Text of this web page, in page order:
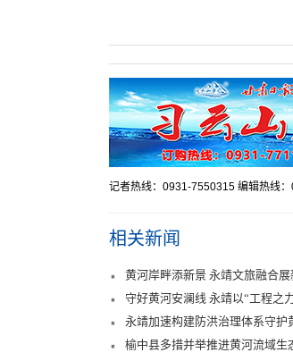
记者热线：0931-7550315 编辑热线
相关新闻
黄河岸畔添新景 永靖文旅融合展
守好黄河安澜线 永靖以“工程之
永靖加速构建防洪治理体系守护
榆中县多措并举推进黄河流域生